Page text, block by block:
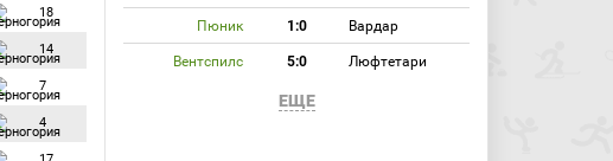
18
14
7
4
Пюник 1:0 Вардар
Вентспилс 5:0 Люфтетари
ЕЩЕ